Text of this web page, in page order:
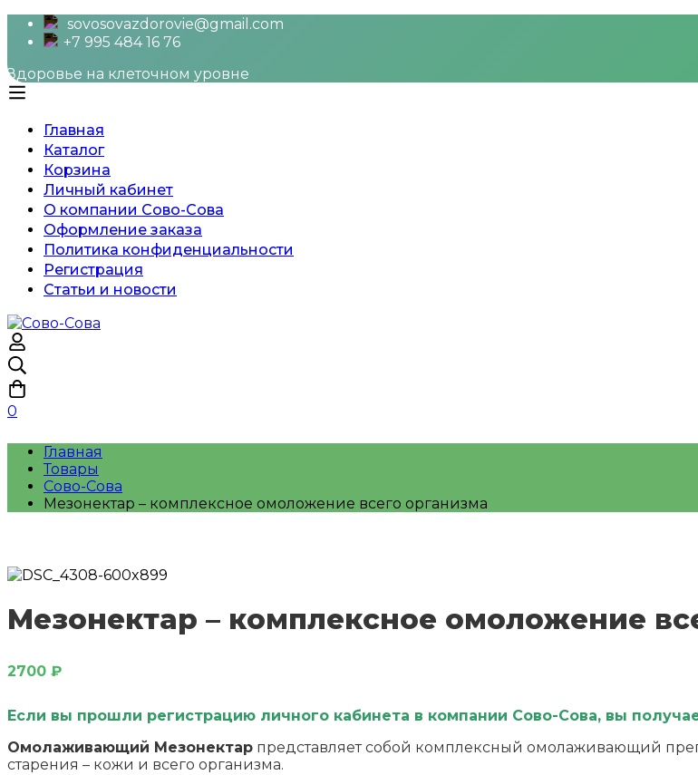
sovosovazdorovie@gmail.com
+7 995 484 16 76
Здоровье на клеточном уровне
Главная
Каталог
Корзина
Личный кабинет
О компании Сово-Сова
Оформление заказа
Политика конфиденциальности
Регистрация
Статьи и новости
0
Главная
Товары
Сово-Сова
Мезонектар – комплексное омоложение всего организма
Мезонектар – комплексное омоложение
2700 ₽
Если вы прошли регистрацию личного кабинета в компании Сово-Сова, вы
Омолаживающий Мезонектар представляет собой комплексный омолаживающий
старения – кожи и всего организма.